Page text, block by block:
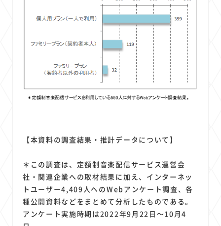
【本資料の調査結果・推計データについて】
＊この調査は、定額制音楽配信サービス運営会
社・関連企業への取材結果に加え、インターネッ
トユーザー4,409人へのWebアンケート調査、各
種公開資料などをまとめて分析したものである。
アンケート実施時期は2022年9月22日～10月4